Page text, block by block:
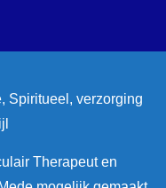
Spiritueel, verzorging
Therapeut en